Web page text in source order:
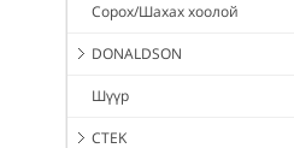
Сорох/Шахах хоолой
DONALDSON
Шүүр
CTEK